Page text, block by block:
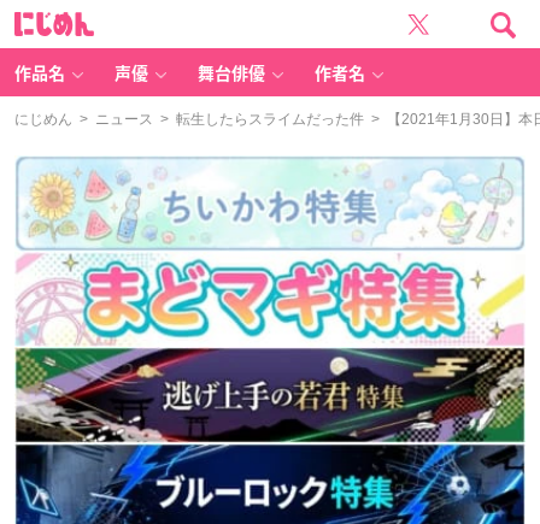
作品名 声優 舞台俳優 作者名
にじめん > ニュース > 転生したらスライムだった件 > 【2021年1月30日】本